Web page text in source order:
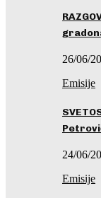
26/06/
Emisije
24/06/
Emisije